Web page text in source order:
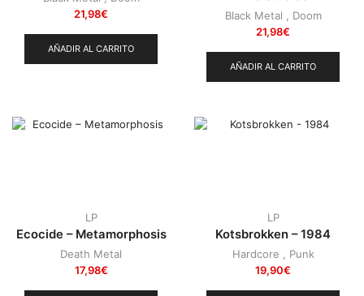
21,98€
AÑADIR AL CARRITO
Black Metal , Doom
21,98€
AÑADIR AL CARRITO
LP
Ecocide – Metamorphosis
Death Metal
17,98€
LP
Kotsbrokken – 1984
Hardcore
Punk
19,90€